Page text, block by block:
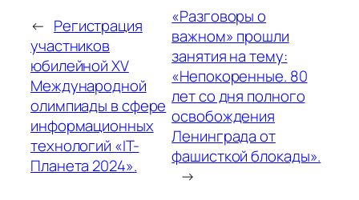
← Регистрация
участников
юбилейной XV
Международной
олимпиады в сфере
информационных
технологий «IT-
Планета 2024».
«Разговоры о
важном» прошли
занятия на тему:
«Непокоренные. 80
лет со дня полного
освобождения
Ленинграда от
фашисткой блокады».
→